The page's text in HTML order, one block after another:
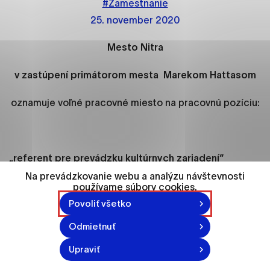
25. november 2020
#Zamestnanie
Mesto Nitra
v zastúpení primátorom mesta Marekom Hattasom
oznamuje voľné pracovné miesto na pracovnú pozíciu:
„referent pre prevádzku kultúrnych zariadení“
v odbore kultúry Mestského úradu v Nitre
Požadovaný stupeň vzdelania
Úplné stredné vzdelanie
Popis pracovnej pozície:
Na prevádzkovanie webu a analýzu návštevnosti
používame súbory cookies.
Povoliť všetko
Odmietnuť
Upraviť
ako je navigácia na stránke a prístup k
zabezpečeným oblastiam webovej stránky. Bez
Analytické cookies
stránok pochopiť, ako návštevníci stránok stránku
konkrétnou osobou.
Označiť všetko
Uložiť nastavenia
Viac informácií